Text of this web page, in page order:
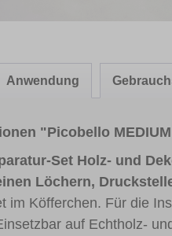
Anwendung
"Picobello
Set Holz- und
Löchern,
im Köfferchen. Für die
auf Echtholz-